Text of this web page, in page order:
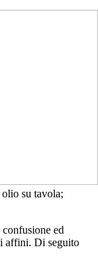
olio su tavola;
ed
affini. Di seguito